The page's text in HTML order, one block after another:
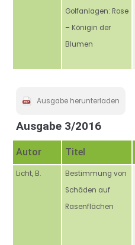
Golfanlagen: Rose
– Königin der
Blumen
Ausgabe herunterladen
Ausgabe 3/2016
Autor Titel
Licht, B.
Bestimmung von
Schäden auf
Rasenflächen